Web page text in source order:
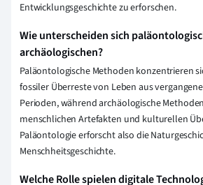
Entwicklungsgeschichte zu erforschen.
Wie unterscheiden sich
archäologischen?
Paläontologische Methoden konzentrieren
fossiler Überreste von Leben aus
Perioden, während archäologische
menschlichen Artefakten und kulturellen
Paläontologie erforscht also die
Menschheitsgeschichte.
Welche Rolle spielen digitale